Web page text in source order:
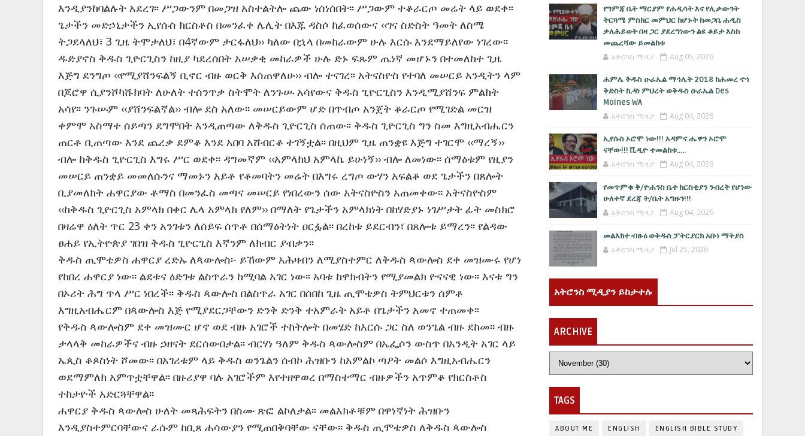
እንዲያንከባልሉት አደረገ፡፡ ሥጋውንም በመጋዝ አስተልትሎ ጨው ነሰነሰበት፡፡ ሥጋውም ተቆራርጦ መሬት ላይ ወደቀ፡፡
ጌታችን መድኃኒታችን ኢየሱስ ክርስቶስ በመንፈቀ ሌሊት በእጁ ዳስሶ ከፈወሰውና ‹‹ገና ስድስት ዓመት ለስሜ
ትጋደላለህ፣ 3 ጊዜ ትሞታለህ፣ በ4ኛውም ታርፋለህ›› ካለው በኋላ በመከራውም ሁሉ እርሱ እንደማይለየው ነገረው፡፡
ዱድያኖስ ቅዱስ ጊዮርጊስን ከዚያ ካደረሰበት አሠቃቂ መከራዎች ሁሉ ድኑ ፍጹም ጤነኛ መሆኑን በተመለከተ ጊዜ
እጅግ ደንግጦ ‹‹የሚያሸንፍልኝ ቢኖር ብዙ ወርቅ እሰጠዋለሁ›› ብሎ ተናገረ፡፡ አትናስዮስ የተባለ መሠርይ አንዲትን ላም
በጆሮዋ ሲያንሾካሹክባት ለሁለት ተሰንጥቃ ስትሞት ለንጉሡ አሳየውና ቅዱስ ጊዮርጊስን እንዲሚያሸንፍ ምልክት
አሳየ፡፡ ንጉሡም ‹‹ያሸንፍልኛል›› ብሎ ደስ አለው፡፡ መሠርይውም ሆድ በጥብጦ አንጀት ቆራርጦ የሚገድል መርዝ
ቀምሞ አስማተ ሰይጣን ደግሞበት እንዲጠጣው ለቅዱስ ጊዮርጊስ ሰጠው፡፡ ቅዱስ ጊዮርጊስ ግን ስመ እግዚአብሔርን
ጠርቶ ቢጠጣው እንደ ጨረቃ ደምቆ እንደ አበባ አሸብርቆ ተገኝቷል፡፡ በዚህም ጊዜ ጠንቋዩ እጅግ ተገርሞ ‹‹ማረኝ››
ብሎ ከቅዱስ ጊዮርጊስ እግሩ ሥር ወደቀ፡፡ ዳግመኛም ‹‹አምላክህ አምላኬ ይሁነኝ›› ብሎ ለመነው፡፡ ሰማዕቱም የዚያን
መሠርይ ጠንቋይ መመለሱንና ማመኑን አይቶ የቆመባትን መሬት በእግሩ ረግጦ ውሃን አፍልቆ ወደ ጌታችን በጸሎት
ቢያመለክት ሐዋርያው ቶማስ በመንፈስ መጣና መሠርይ የነበረውን ሰው አትናስዮስን አጠመቀው፡፡ አትናስዮስም
‹‹ከቅዱስ ጊዮርጊስ አምላክ በቀር ሌላ አምላክ የለም›› በማለት የጌታችን አምላክነት በከሃድያኑ ነገሥታት ፊት መስክሮ
በዛሬዋ ዕለት ጥር 23 ቀን አንገቱን ለሰይፍ ሰጥቶ በሰማዕትነት ዐርፏል፡፡ በረከቱ ይደርብን፣ በጸሎቱ ይማረን፡፡ የልዳው
ፀሐይ የኢትዮጵያ ገበዝ ቅዱስ ጊዮርጊስ እኛንም ለክብር ያብቃን፡፡
ቅዱስ ጢሞቴዎስ ሐዋርያ ረድኡ ለጳውሎስ፡- ይኸውም አሕዛብን ለሚያስተምር ለቅዱስ ጳውሎስ ደቀ መዝሙሩ የሆነ
የከበረ ሐዋርያ ነው፡፡ ልደቱና ዕድገቱ ልስጥራን ከሚባል አገር ነው፡፡ አባቱ ከዋክብትን የሚያመልክ ዮናናዊ ነው፡፡ እናቱ ግን
በኦሪት ሕግ ጥላ ሥር ነበረች፡፡ ቅዱስ ጳውሎስ በልስጥራ አገር በሰበከ ጊዜ ጢሞቴዎስ ትምህርቱን ሰምቶ
እግዚአብሔርም በጳውሎስ እጅ የሚያደርጋቸውን ድንቅ ድንቅ ተአምራት አይቶ በጌታችን አመኖ ተጠመቀ፡፡
የቅዱስ ጳውሎስም ደቀ መዝሙር ሆኖ ወደ ብዙ አገሮች ተከትሎት በመሄድ ከእርሱ ጋር ስለ ወንጌል ብዙ ደከመ፡፡ ብዙ
ታላላቅ መከራዎችና ብዙ ኃዘናት ደርሰውበታል፡፡ ብርሃነ ዓለም ቅዱስ ጳውሎስም በኤፌሶን ውስጥ በአንዲት አገር ላይ
ኤጲስ ቆጶስነት ሾመው፡፡ በአገሪቱም ላይ ቅዱስ ወንጌልን ሰብኮ ሕዝቡን ከአምልኮ ጣዖት መልሶ እግዚአብሔርን
ወደማምለክ አምጥቷቸዋል፡፡ በዙሪያዋ ባሉ አገሮችም እየተዘዋወረ በማስተማር ብዙዎችን አጥምቆ የክርስቶስ
ተከታዮች አድርጓቸዋል፡፡
ሐዋርያ ቅዱስ ጳውሎስ ሁለት መጻሕፍትን በስሙ ጽፎ ልኮለታል፡፡ መልእክቶቹም በዋነኛነት ሕዝቡን
እንዲያስተምርባቸውና ራሱም ከቢጸ ሐሳውያን የሚጠበቅባቸው ናቸው፡፡ ቅዱስ ጢሞቴዎስ ለቅዱስ ጳውሎስ
የግምጃ ቤት ማርያም የሐዲሳት እና የሊቃውንት
ትርጓሜ ምስክር መምህር ከሆኑት ከመጋቤ ሐዲስ
ቃለሕይወት በዛ ጋር ያደረግነውን ልዩ ቆይታ እስከ
መጨረሻው ይመልከቱ
አትሮንስ ሚዲያ Aug 05, 2026
ሐምሌ ቅዱስ ዑራኤል ማኅሌት 2018 ከሐመረ ኖኅ
ቅድስት ኪዳነ ምህረት ወቅዱስ ዑራኤል Des
Moines WA
አትሮንስ ሚዲያ Aug 04, 2026
ኢየሱስ ኦሮሞ ነው!!! አዳምና ሔዋን ኦሮሞ
ናቸው!!! ቪዲዮ ተመልከቱ.....
አትሮንስ ሚዲያ Aug 04, 2026
የመጥምቁ ቅ/ዮሐንስ ቤተ ክርስቲያን ንብረት የሆነው
ሁለተኛ ደረጃ ት/ቤት አግዙን!!!
አትሮንስ ሚዲያ Aug 04, 2026
መልእክተ ብፁዕ ወቅዱስ ፓትርያርክ አቡነ ማትያስ
አትሮንስ ሚዲያ Jul 25, 2026
አትሮንስ ሚዲያን ይከታተሉ
ARCHIVE
TAGS
ABOUT ME ENGLISH ENGLISH BIBLE STUDY